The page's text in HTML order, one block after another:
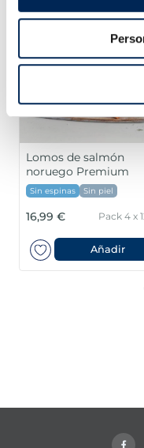
Lomos de salmón
noruego Premium
Sin espinas Sin piel
16,99 € Pack 4 x
Añadir